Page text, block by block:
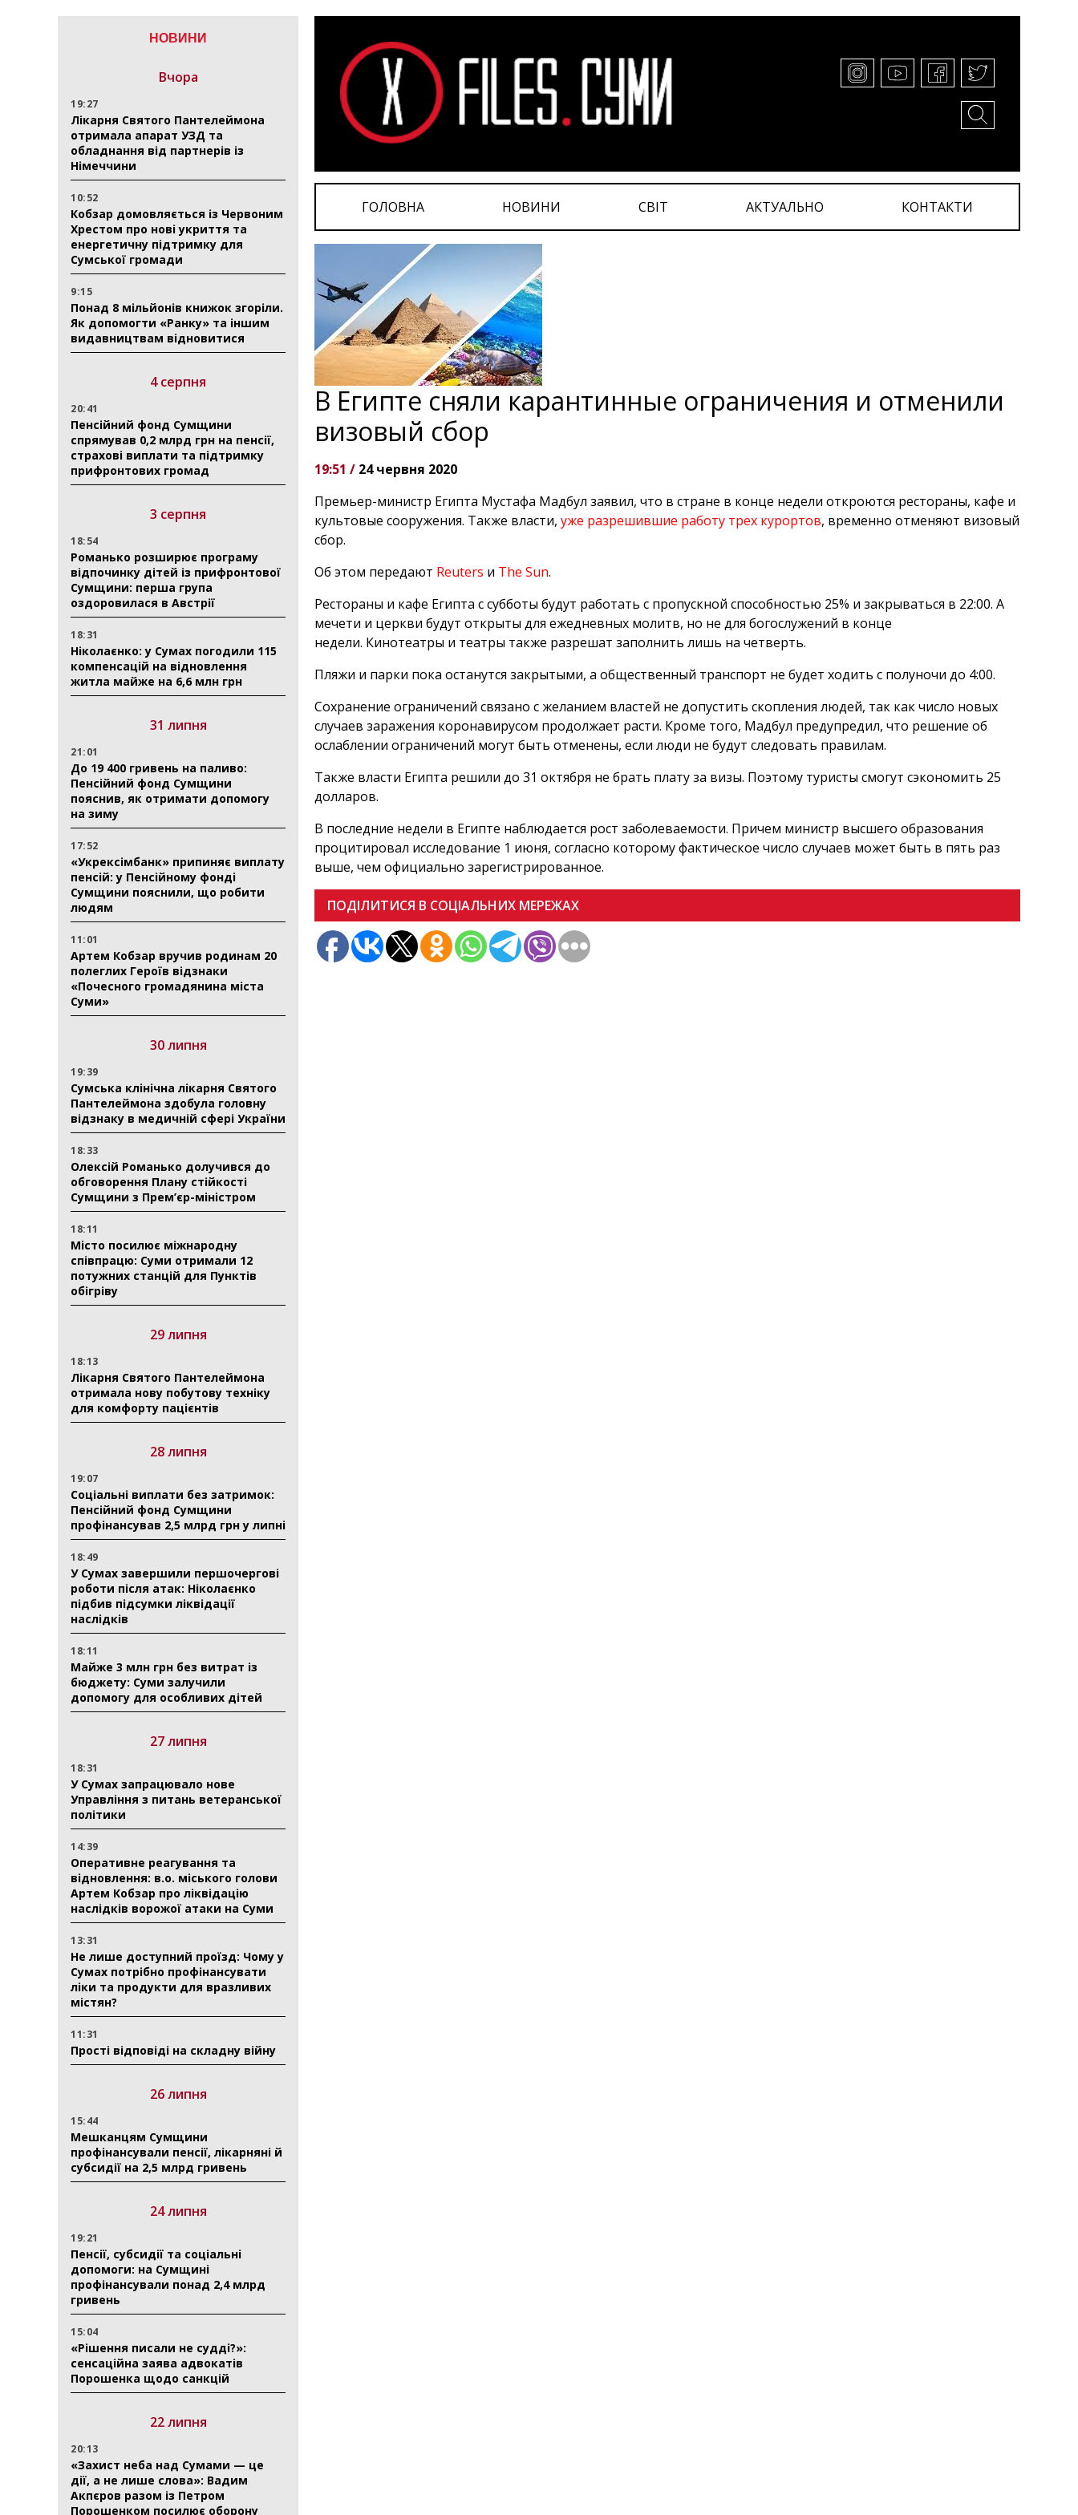
ГОЛОВНА НОВИНИ СВІТ АКТУАЛЬНО КОНТАКТИ
НОВИНИ
Вчора
19:27
Лікарня Святого Пантелеймона
отримала апарат УЗД та
обладнання від партнерів із
Німеччини
10:52
Кобзар домовляється із Червоним
Хрестом про нові укриття та
енергетичну підтримку для
Сумської громади
9:15
Понад 8 мільйонів книжок згоріли.
Як допомогти «Ранку» та іншим
видавництвам відновитися
4 серпня
20:41
Пенсійний фонд Сумщини
спрямував 0,2 млрд грн на пенсії,
страхові виплати та підтримку
прифронтових громад
3 серпня
18:54
Романько розширює програму
відпочинку дітей із прифронтової
Сумщини: перша група
оздоровилася в Австрії
18:31
Ніколаєнко: у Сумах погодили 115
компенсацій на відновлення
житла майже на 6,6 млн грн
31 липня
21:01
До 19 400 гривень на паливо:
Пенсійний фонд Сумщини
пояснив, як отримати допомогу
на зиму
17:52
«Укрексімбанк» припиняє виплату
пенсій: у Пенсійному фонді
Сумщини пояснили, що робити
людям
11:01
Артем Кобзар вручив родинам 20
полеглих Героїв відзнаки
«Почесного громадянина міста
Суми»
30 липня
19:39
Сумська клінічна лікарня Святого
Пантелеймона здобула головну
відзнаку в медичній сфері України
18:33
Олексій Романько долучився до
обговорення Плану стійкості
Сумщини з Прем’єр-міністром
18:11
Місто посилює міжнародну
співпрацю: Суми отримали 12
потужних станцій для Пунктів
обігріву
29 липня
18:13
Лікарня Святого Пантелеймона
отримала нову побутову техніку
для комфорту пацієнтів
28 липня
19:07
Соціальні виплати без затримок:
Пенсійний фонд Сумщини
профінансував 2,5 млрд грн у липні
18:49
У Сумах завершили першочергові
роботи після атак: Ніколаєнко
підбив підсумки ліквідації
наслідків
18:11
Майже 3 млн грн без витрат із
бюджету: Суми залучили
допомогу для особливих дітей
27 липня
18:31
У Сумах запрацювало нове
Управління з питань ветеранської
політики
14:39
Оперативне реагування та
відновлення: в.о. міського голови
Артем Кобзар про ліквідацію
наслідків ворожої атаки на Суми
13:31
Не лише доступний проїзд: Чому у
Сумах потрібно профінансувати
ліки та продукти для вразливих
містян?
11:31
Прості відповіді на складну війну
26 липня
15:44
Мешканцям Сумщини
профінансували пенсії, лікарняні й
субсидії на 2,5 млрд гривень
24 липня
19:21
Пенсії, субсидії та соціальні
допомоги: на Сумщині
профінансували понад 2,4 млрд
гривень
15:04
«Рішення писали не судді?»:
сенсаційна заява адвокатів
Порошенка щодо санкцій
22 липня
20:13
«Захист неба над Сумами — це
дії, а не лише слова»: Вадим
Акпєров разом із Петром
Порошенком посилює оборону
В Египте сняли карантинные ограничения и отменили
визовый сбор
19:51 / 24 червня 2020
Премьер-министр Египта Мустафа Мадбул заявил, что в стране в конце недели откроются рестораны, кафе и
культовые сооружения. Также власти,уже разрешившие работу трех курортов, временно отменяют визовый
сбор.
Об этом передают Reuters и The Sun.
Рестораны и кафе Египта с субботы будут работать с пропускной способностью 25% и закрываться в 22:00. А
мечети и церкви будут открыты для ежедневных молитв, но не для богослужений в конце
недели. Кинотеатры и театры также разрешат заполнить лишь на четверть.
Пляжи и парки пока останутся закрытыми, а общественный транспорт не будет ходить с полуночи до 4:00.
Сохранение ограничений связано с желанием властей не допустить скопления людей, так как число новых
случаев заражения коронавирусом продолжает расти. Кроме того, Мадбул предупредил, что решение об
ослаблении ограничений могут быть отменены, если люди не будут следовать правилам.
Также власти Египта решили до 31 октября не брать плату за визы. Поэтому туристы смогут сэкономить 25
долларов.
В последние недели в Египте наблюдается рост заболеваемости. Причем министр высшего образования
процитировал исследование 1 июня, согласно которому фактическое число случаев может быть в пять раз
выше, чем официально зарегистрированное.
ПОДІЛИТИСЯ В СОЦІАЛЬНИХ МЕРЕЖАХ